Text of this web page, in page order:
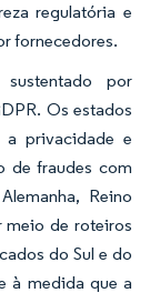
regulatória e
fornecedores.
por
Os estados
a privacidade e
de fraudes com
Reino
meio de roteiros
do Sul e do
à medida que a